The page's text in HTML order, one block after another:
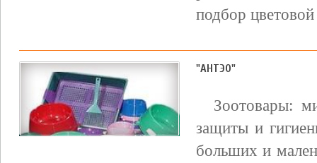
подбор
"АНТЭО"
Зоотовары:
защиты и
больших и